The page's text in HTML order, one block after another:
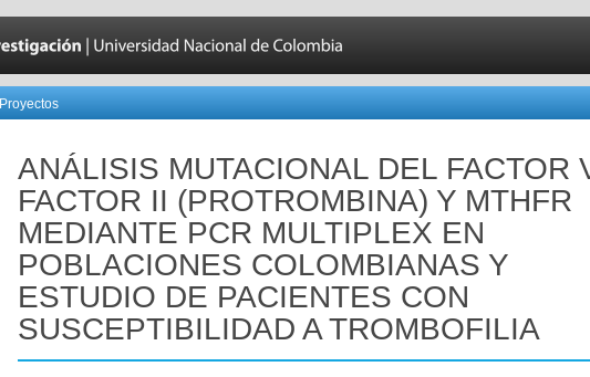
Proyectos
ANÁLISIS MUTACIONAL DEL FACTOR
FACTOR II (PROTROMBINA) Y MTHFR
MEDIANTE PCR MULTIPLEX EN
POBLACIONES COLOMBIANAS Y
ESTUDIO DE PACIENTES CON
SUSCEPTIBILIDAD A TROMBOFILIA